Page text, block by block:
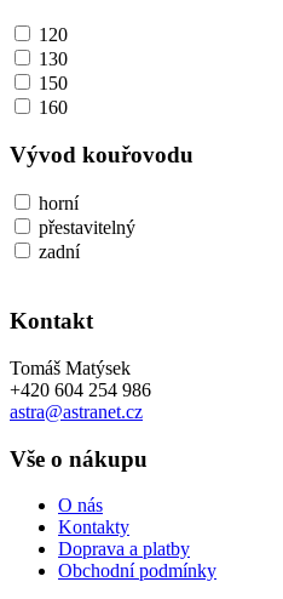
120
130
150
160
Vývod kouřovodu
horní
přestavitelný
zadní
Kontakt
Tomáš Matýsek
+420 604 254 986
astra@astranet.cz
Vše o nákupu
O nás
Kontakty
Doprava a platby
Obchodní podmínky